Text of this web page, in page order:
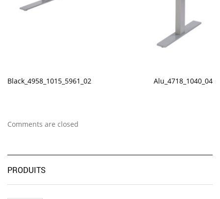
Black_4958_1015_5961_02 Alu_4718_1040_04
Comments are closed
PRODUITS